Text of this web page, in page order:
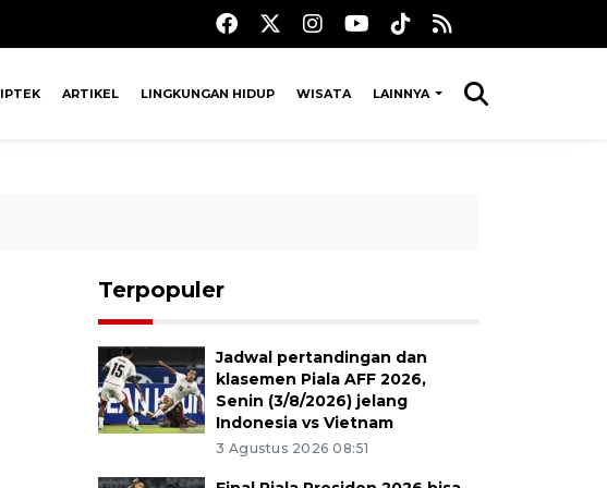
IPTEK ARTIKEL LINGKUNGAN HIDUP WISATA LAINNYA
Terpopuler
Jadwal pertandingan dan
klasemen Piala AFF 2026,
Senin (3/8/2026) jelang
Indonesia vs Vietnam
3 Agustus 2026 08:51